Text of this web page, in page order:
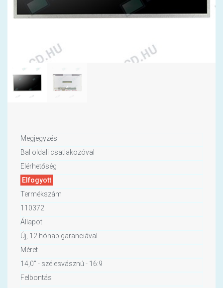
Megjegyzés
Bal oldali csatlakozóval
Elérhetőség
Elfogyott
Termékszám
110372
Állapot
Új, 12 hónap garanciával
Méret
14,0" - szélesvásznú - 16:9
Felbontás